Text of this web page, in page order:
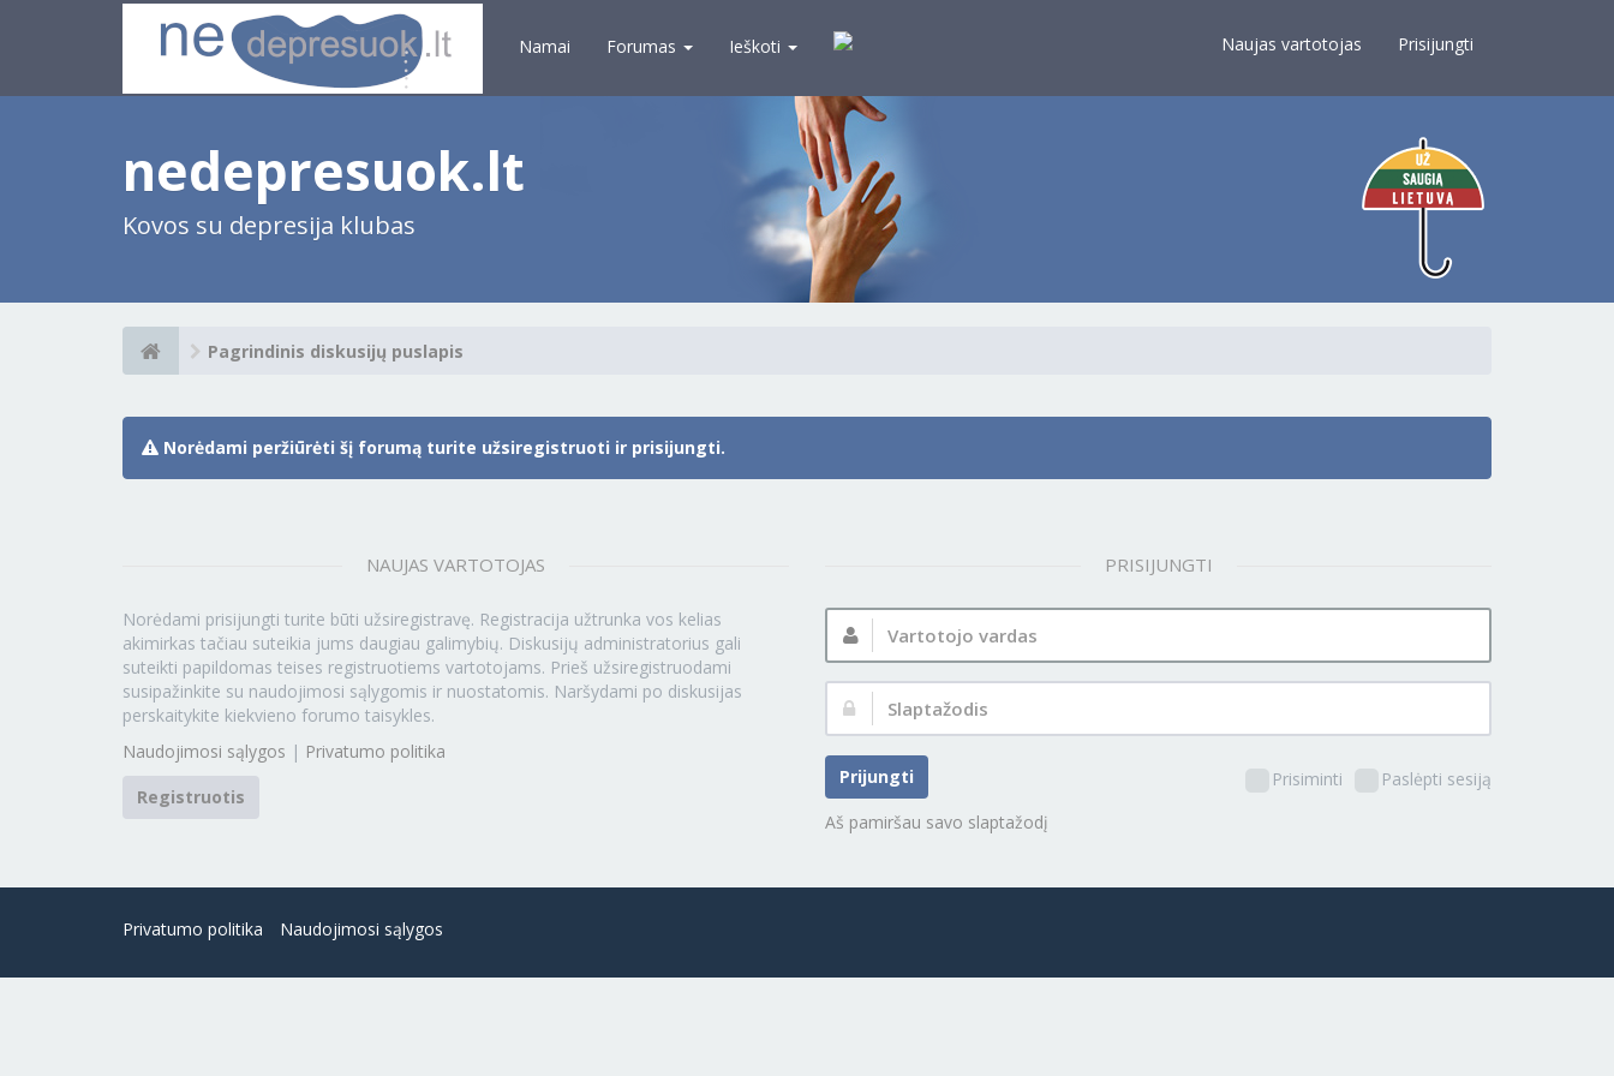
Namai Forumas Ieškoti Naujas vartotojas Prisijungti
nedepresuok.lt
Kovos su depresija klubas
Pagrindinis diskusijų puslapis
Norėdami peržiūrėti šį forumą turite užsiregistruoti ir prisijungti.
NAUJAS VARTOTOJAS
Norėdami prisijungti turite būti užsiregistravę. Registracija užtrunka vos kelias
akimirkas tačiau suteikia jums daugiau galimybių. Diskusijų administratorius gali
suteikti papildomas teises registruotiems vartotojams. Prieš užsiregistruodami
susipažinkite su naudojimosi sąlygomis ir nuostatomis. Naršydami po diskusijas
perskaitykite kiekvieno forumo taisykles.
Naudojimosi sąlygos | Privatumo politika
Registruotis
PRISIJUNGTI
Vartotojo
vardas:
Slaptažodis:
Prisiminti Paslėpti sesiją
Prijungti
Aš pamiršau savo slaptažodį
Privatumo politika Naudojimosi sąlygos